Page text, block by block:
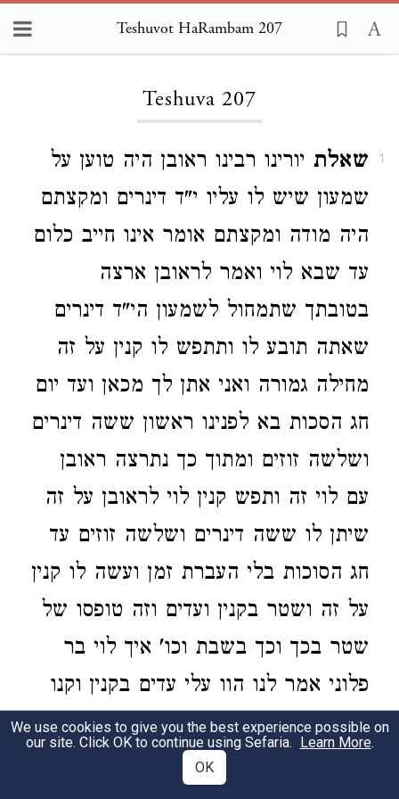
Teshuvot HaRambam 207
Teshuva 207
1 שאלת יורינו רבינו ראובן היה טוען על
שמעון שיש לו עליו י"ד דינרים ומקצתם
היה מודה ומקצתם אומר אינו חייב כלום
עד שבא לוי ואמר לראובן ארצה
בטובתך שתמחול לשמעון הי"ד דינרים
שאתה תובע לו ותתפש לו קנין על זה
מחילה גמורה ואני אתן לך מכאן ועד יום
חג הסכות בא לפנינו ראשון ששה דינרים
ושלשה זוזים ומתוך כך נתרצה ראובן
עם לוי זה ותפש קנין לוי לראובן על זה
שיתן לו ששה דינרים ושלשה זוזים עד
חג הסוכות בלי העברת זמן ועשה לו קנין
על זה ושטר בקנין ועדים וזה טופסו של
שטר בכך וכך בשבת וכו' איך לוי בר
פלוני אמר לנו הוו עלי עדים בקנין וקנו
ממני בכל לשון של זכות וחתמו ותנו לו
לראיה להיות בידו לזכות מחמת שרציתי
We use cookies to give you the best experience possible on
our site. Click OK to continue using Sefaria. Learn More.
OK